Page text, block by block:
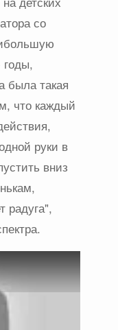
со
годы,
была такая
что каждый
руки в
вниз
радуга",